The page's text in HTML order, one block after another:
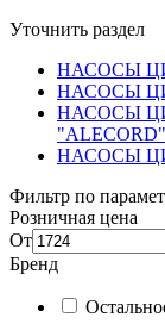
Уточнить раздел
НАСОСЫ
НАСОСЫ
НАСОСЫ
НАСОСЫ
Фильтр по
Розничная цена
От
Бренд